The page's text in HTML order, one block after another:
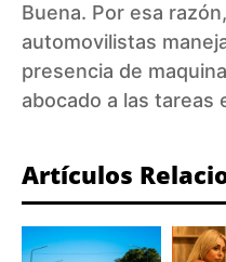
Buena. Por esa
automovilistas
presencia de
abocado a las tareas
Artículos